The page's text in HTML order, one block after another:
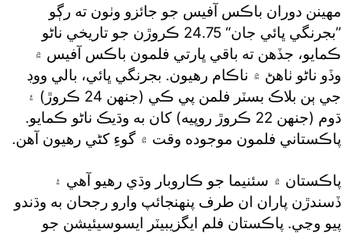
مهينن دوران باڪس آفيس جو جائزو وٺون ته رڳو
”بجرنگي ڀائي جان“ 24.75 ڪروڙن جو تاريخي ناڻو
ڪمايو، جڏهن ته باقي ڀارتي فلمون باڪس آفيس ۾
وڏو ناڻو ٺاهڻ ۾ ناڪام رهيون. بجرنگي ڀائي، بالي ووڊ
جي ٻن بلاڪ بسٽر فلمن پي ڪي (جنهن 24 ڪروڙ) ۽
ڌوم (جنهن 22 ڪروڙ روپيه) کان به وڌيڪ ناڻو ڪمايو.
پاڪستاني فلمون موجوده وقت ۾ گوءِ کڻي رهيون آهن.
پاڪستان ۾ سئنيما جو ڪاروبار وڌي رهيو آهي ۽
ڏسندڙن پاران ان طرف پنهنجائپ وارو رجحان به وڌندو
پيو وڃي. پاڪستان فلم ايگزيبيٽر ايسوسيئيشن جو